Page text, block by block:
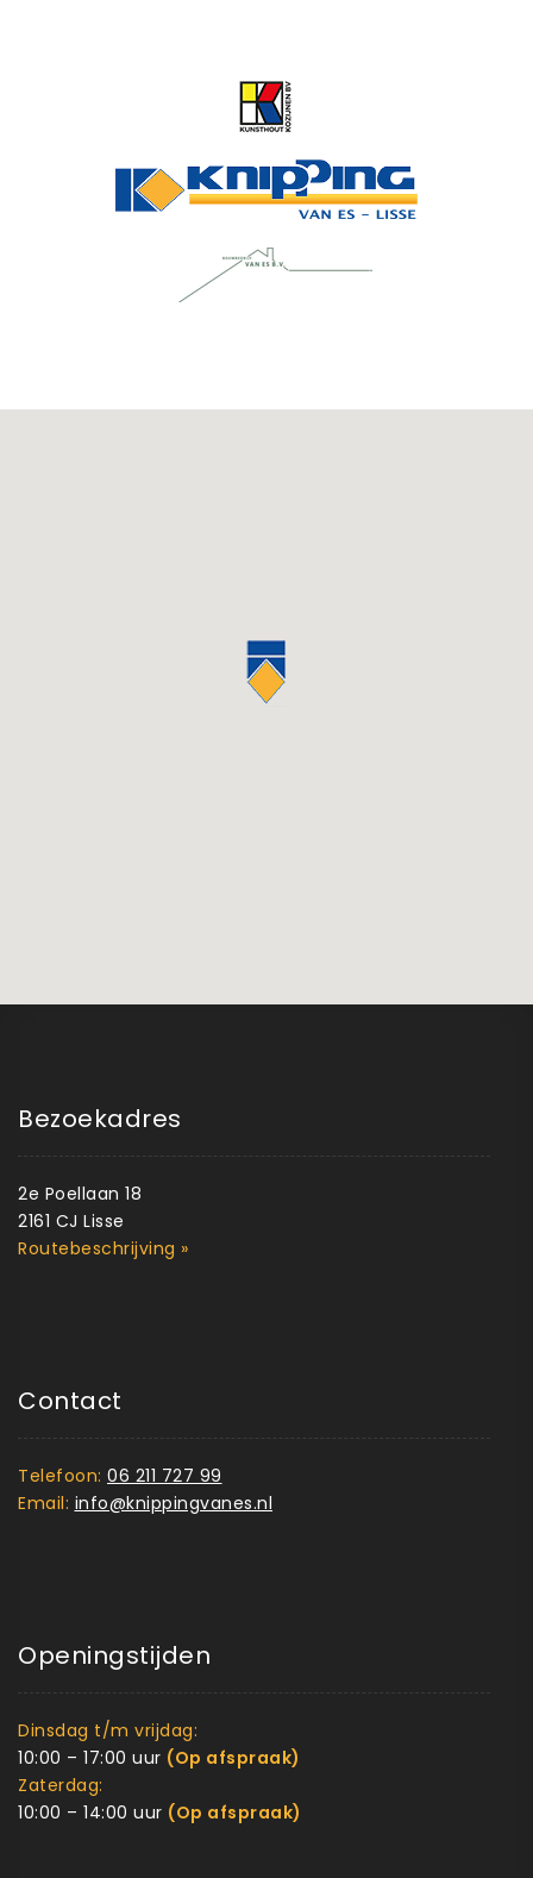
Bezoekadres
2e Poellaan 18
2161 CJ Lisse
Routebeschrijving »
Contact
Telefoon: 06 211 727 99
Email: info@knippingvanes.nl
Openingstijden
Dinsdag t/m vrijdag:
10:00 – 17:00 uur (Op afspraak)
Zaterdag:
10:00 – 14:00 uur (Op afspraak)